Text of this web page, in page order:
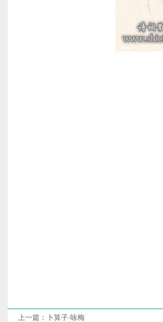
上一篇： 卜算子·咏梅